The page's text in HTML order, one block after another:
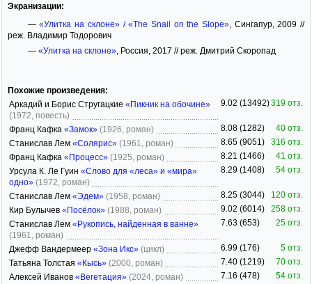
Экранизации:
—«Улитка на склоне» / «The Snail on the Slope», Сингапур, 2009 //
реж. Владимир Тодорович
— «Улитка на склоне», Россия, 2017 // реж. Дмитрий Скоропад
Похожие произведения:
Аркадий и Борис Стругацкие «Пикник на обочине»
(1972, повесть)
9.02 (13492)319 отз.
Франц Кафка «Замок» (1926, роман) 8.08 (1282)
40 отз.
Станислав Лем «Солярис» (1961, роман) 8.65 (9051)
316 отз.
Франц Кафка «Процесс» (1925, роман) 8.21 (1466)
41 отз.
Урсула К. Ле Гуин «Слово для «леса» и «мира»
одно» (1972, роман)
8.29 (1408) 54 отз.
Станислав Лем «Эдем» (1958, роман) 8.25 (3044)
120 отз.
Кир Булычев «Посёлок» (1988, роман) 9.02 (6014)
258 отз.
Станислав Лем «Рукопись, найденная в ванне»
(1961, роман)
7.63 (653) 25 отз.
Джефф Вандермеер «Зона Икс» (цикл) 6.99 (176)
5 отз.
Татьяна Толстая «Кысь» (2000, роман) 7.40 (1219)
70 отз.
Алексей Иванов «Вегетация» (2024, роман) 7.16 (478)
54 отз.